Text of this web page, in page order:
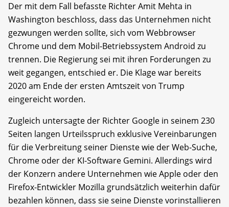
Der mit dem Fall befasste Richter Amit Mehta in
Washington beschloss, dass das Unternehmen nicht
gezwungen werden sollte, sich vom Webbrowser
Chrome und dem Mobil-Betriebssystem Android zu
trennen. Die Regierung sei mit ihren Forderungen zu
weit gegangen, entschied er. Die Klage war bereits
2020 am Ende der ersten Amtszeit von Trump
eingereicht worden.
Zugleich untersagte der Richter Google in seinem 230
Seiten langen Urteilsspruch exklusive Vereinbarungen
für die Verbreitung seiner Dienste wie der Web-Suche,
Chrome oder der KI-Software Gemini. Allerdings wird
der Konzern andere Unternehmen wie Apple oder den
Firefox-Entwickler Mozilla grundsätzlich weiterhin dafür
bezahlen können, dass sie seine Dienste vorinstallieren